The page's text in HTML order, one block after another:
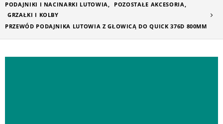
PODAJNIKI I NACINARKI LUTOWIA, POZOSTAŁE AKCESORIA,
GRZAŁKI I KOLBY
PRZEWÓD PODAJNIKA LUTOWIA Z GŁOWICĄ DO QUICK 376D 800MM